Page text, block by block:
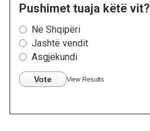
Pushimet tuaja këtë vit?
Në Shqipëri
Jashtë vendit
Asgjëkundi
Vote View Results